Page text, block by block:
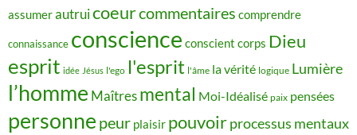
assumerautruicoeurcommentaires comprendre
connaissance conscience conscient corps Dieu
esprit idée Jésus l'ego l'esprit l'âme la vérité logique Lumière
l’homme Maîtres mental Moi-Idéalisé paix pensées
personne peur plaisir pouvoirprocessus mentaux